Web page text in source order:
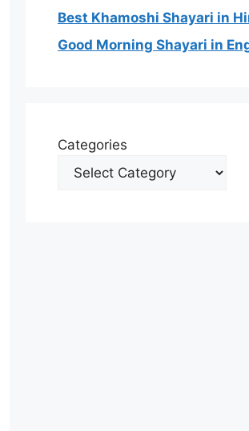
Best Khamoshi Shayari in
Good Morning Shayari in
Categories